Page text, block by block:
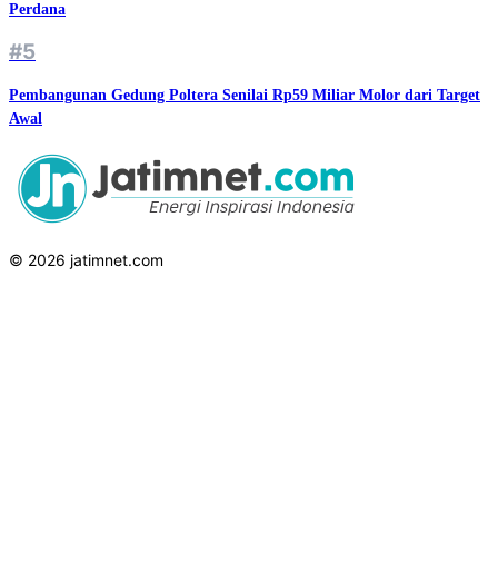
Perdana
#5
Pembangunan Gedung Poltera Senilai Rp59 Miliar Molor dari Target
Awal
© 2026 jatimnet.com